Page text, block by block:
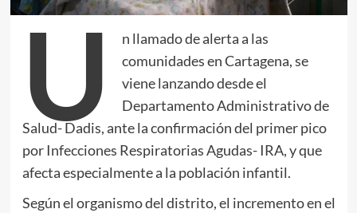
U
n llamado de alerta a las
comunidades en Cartagena, se
viene lanzando desde el
Departamento Administrativo de
Salud- Dadis, ante la confirmación del primer pico
por Infecciones Respiratorias Agudas- IRA, y que
afecta especialmente a la población infantil.
Según el organismo del distrito, el incremento en el